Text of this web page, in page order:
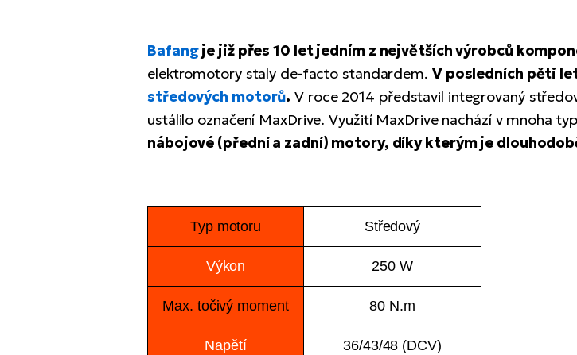
Bafangje již přes 10 let jedním z největších výrobců
elektromotory staly de-facto standardem. V posledních pěti
středových motorů. V roce 2014 představil integrovaný
ustálilo označení MaxDrive. Využití MaxDrive nachází v mnoha
nábojové (přední a zadní) motory, díky kterým je
Typ motoru Středový
Výkon 250 W
Max. točivý moment 80 N.m
Napětí 36/43/48 (DCV)